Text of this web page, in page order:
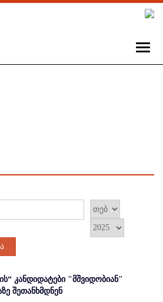
კანდიდატები "მშვიდობიან"
შეთანხმდნენ